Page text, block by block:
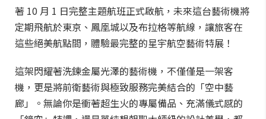
著 10 月 1 日完整主題航班正式啟航，未來這台藝術機將
定期飛航於東京、鳳凰城以及布拉格等航線，讓旅客在
這些絕美航點間，體驗最完整的星宇航空藝術特展！
這架閃耀著洗鍊金屬光澤的藝術機，不僅僅是一架客
機，更是將前衛藝術與極致服務完美結合的「空中藝
廊」。無論你是衝著超生火的專屬備品、充滿儀式感的